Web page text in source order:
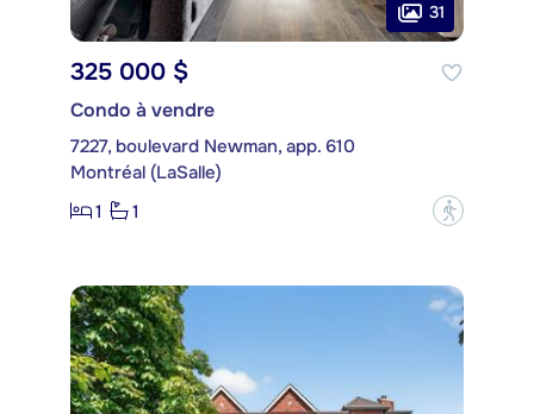
31
325 000 $
Condo à vendre
7227, boulevard Newman, app. 610
Montréal (LaSalle)
1
1 ?